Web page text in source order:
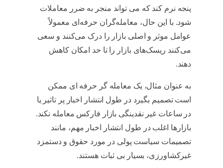
پنجه نرم کند که می تواند منجر به ضرر معاملات
شود. با این حال، معامله‌گران حرفه‌ای معمولاً
عوامل موثر و اصلی بازار را درک می‌کنند و سعی
می‌کنند ریسک‌های بازار را تا حد امکان کاهش
دهند.
به عنوان مثال، یک معامله گر حرفه ای ممکن
است تصمیم بگیرد در طول انتشار اخبار پر تاثیر یا
در ساعات غیر نقدینگی بازار فارکس معامله نکند.
بازارها اغلب در طول انتشار اخبار مهم، مانند
تصمیمات سیاست پولی در مورد حقوق و دستمزد
غیرکشاورزی، بسیار بی ثبات هستند.